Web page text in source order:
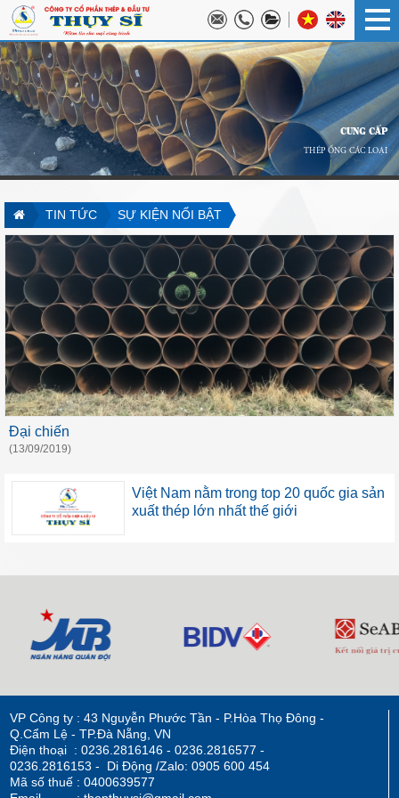
CUNG CẤP
THÉP ỐNG CÁC LOẠI
TIN TỨC SỰ KIỆN NỔI BẬT
Đại chiến
(13/09/2019)
Việt Nam nằm trong top 20 quốc gia sản
xuất thép lớn nhất thế giới
VP Công ty : 43 Nguyễn Phước Tần - P.Hòa Thọ Đông -
Q.Cẩm Lệ - TP.Đà Nẵng, VN
Điện thoại : 0236.2816146 - 0236.2816577 -
0236.2816153 - Di Động /Zalo: 0905 600 454
Mã số thuế : 0400639577